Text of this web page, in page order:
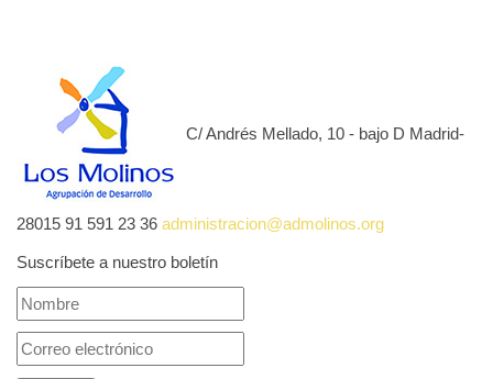
C/ Andrés Mellado, 10 - bajo D Madrid-
28015 91 591 23 36 administracion@admolinos.org
Suscríbete a nuestro boletín